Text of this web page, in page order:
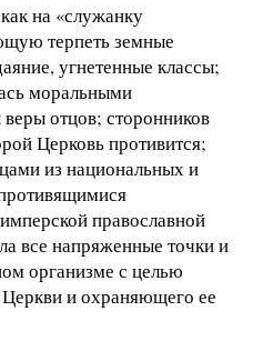
на «служанку
терпеть земные
угнетенные классы;
моральными
отцов; сторонников
Церковь противится;
из национальных и
православной
все напряженные точки и
организме с целью
и охраняющего ее